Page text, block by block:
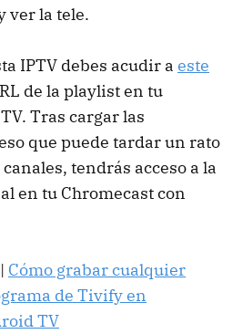
ver la tele.
IPTV debes acudir a este
de la playlist en tu
Tras cargar las
que puede tardar un rato
tendrás acceso a la
en tu Chromecast con
Cómo grabar cualquier
de Tivify en
TV